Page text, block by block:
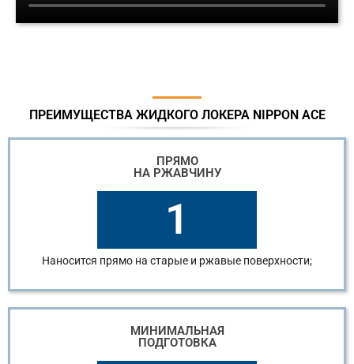
ПРЕИМУЩЕСТВА ЖИДКОГО ЛОКЕРА NIPPON ACE
ПРЯМО
НА РЖАВЧИНУ
1
Наносится прямо на старые и ржавые поверхности;
МИНИМАЛЬНАЯ
ПОДГОТОВКА